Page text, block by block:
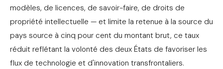
modèles, de licences, de savoir-faire, de droits de
propriété intellectuelle — et limite la retenue à la source du
pays source à cinq pour cent du montant brut, ce taux
réduit reflétant la volonté des deux États de favoriser les
flux de technologie et d'innovation transfrontaliers.